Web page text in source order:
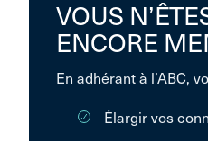
VOUS
ENCORE
En adhérant à l’ABC,
Élargir vos